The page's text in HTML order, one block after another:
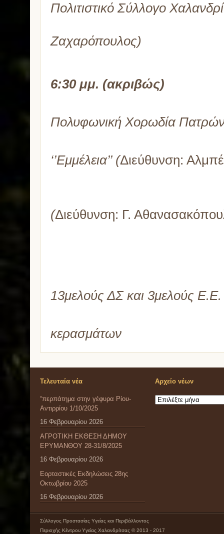
Πολιτιστικό Σύλλογο
Ζαχαρόπουλος)
6:30 μμ. (ακριβώς)
Πολυφωνική Χορωδία
‘’Εμμέλεια’’ (Διεύθυνση:
(Διεύθυνση: Γ.
13μελούς ΔΣ και 3μελούς Ε.Ε.
κερασμάτων
Τελευταία νέα
“περπάτημα στην γέφυρα Ρίου-
Αντιρρίου 1/10/2025
16 Φεβρουαρίου 2026
ΑΓΡΟΤΙΚΗ ΕΚΘΕΣΗ ΔΗΜΟΥ
ΕΡΥΜΑΝΘΟΥ 28-31/8/2025
16 Φεβρουαρίου 2026
Εορταστικές Εκδηλώσεις 28ης
Οκτωβρίου 2025
16 Φεβρουαρίου 2026
Αρχείο νέων
Αρχείο
Σύλλογος Προστασίας Υγείας και Περιβάλλοντος
Περιοχής Κέντρου Υγείας Χαλανδρίτσας © 2013 - 2017